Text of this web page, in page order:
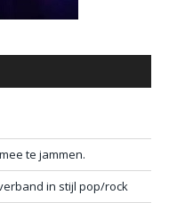
te jammen.
in stijl pop/rock